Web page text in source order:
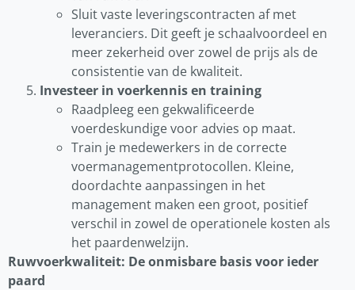
Sluit vaste leveringscontracten af met
leveranciers. Dit geeft je schaalvoordeel en
meer zekerheid over zowel de prijs als de
consistentie van de kwaliteit.
Investeer in voerkennis en training
Raadpleeg een gekwalificeerde
voerdeskundige voor advies op maat.
Train je medewerkers in de correcte
voermanagementprotocollen. Kleine,
doordachte aanpassingen in het
management maken een groot, positief
verschil in zowel de operationele kosten als
het paardenwelzijn.
Ruwvoerkwaliteit: De onmisbare basis voor ieder
paard